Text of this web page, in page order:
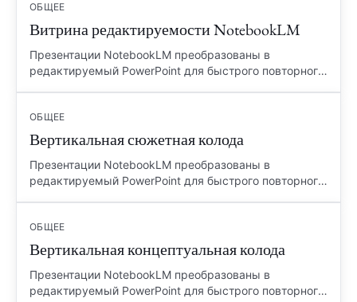
ОБЩЕЕ
Витрина редактируемости NotebookLM
Презентации NotebookLM преобразованы в
редактируемый PowerPoint для быстрого повторного
ОБЩЕЕ
Вертикальная сюжетная колода
Презентации NotebookLM преобразованы в
редактируемый PowerPoint для быстрого повторного
ОБЩЕЕ
Вертикальная концептуальная колода
Презентации NotebookLM преобразованы в
редактируемый PowerPoint для быстрого повторного